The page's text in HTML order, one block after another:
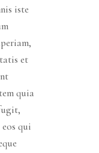
iste
et
quia
qui